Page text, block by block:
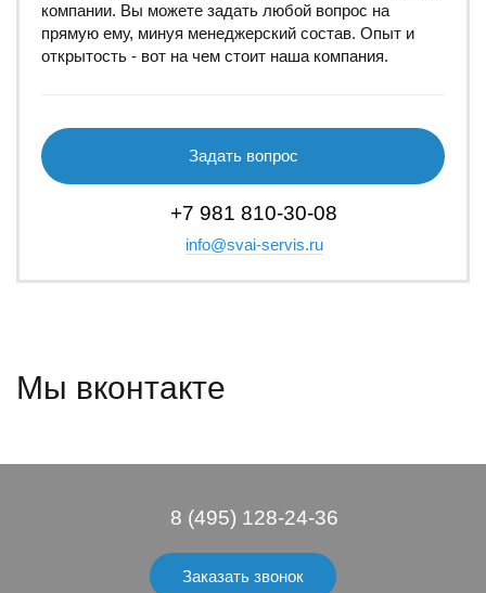
компании. Вы можете задать любой вопрос на
прямую ему, минуя менеджерский состав. Опыт и
открытость - вот на чем стоит наша компания.
Задать вопрос
+7 981 810-30-08
info@svai-servis.ru
Мы вконтакте
8 (495) 128-24-36
Заказать звонок